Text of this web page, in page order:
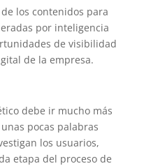
los contenidos para
por inteligencia
de visibilidad
de la empresa.
debe ir mucho más
pocas palabras
los usuarios,
etapa del proceso de